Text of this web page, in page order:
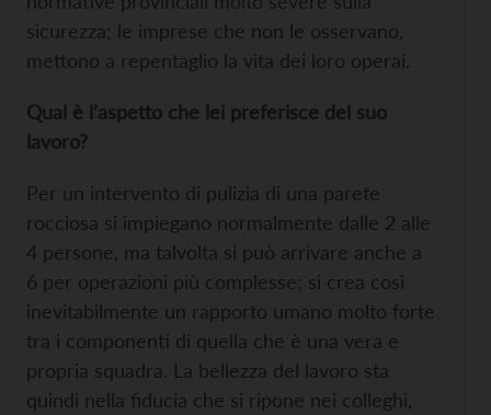
sicurezza; le imprese che non le osservano,
mettono a repentaglio la vita dei loro operai.
Qual è l’aspetto che lei preferisce del suo
lavoro?
Per un intervento di pulizia di una parete
rocciosa si impiegano normalmente dalle 2 alle
4 persone, ma talvolta si può arrivare anche a
6 per operazioni più complesse; si crea così
inevitabilmente un rapporto umano molto forte
tra i componenti di quella che è una vera e
propria squadra. La bellezza del lavoro sta
quindi nella fiducia che si ripone nei colleghi,